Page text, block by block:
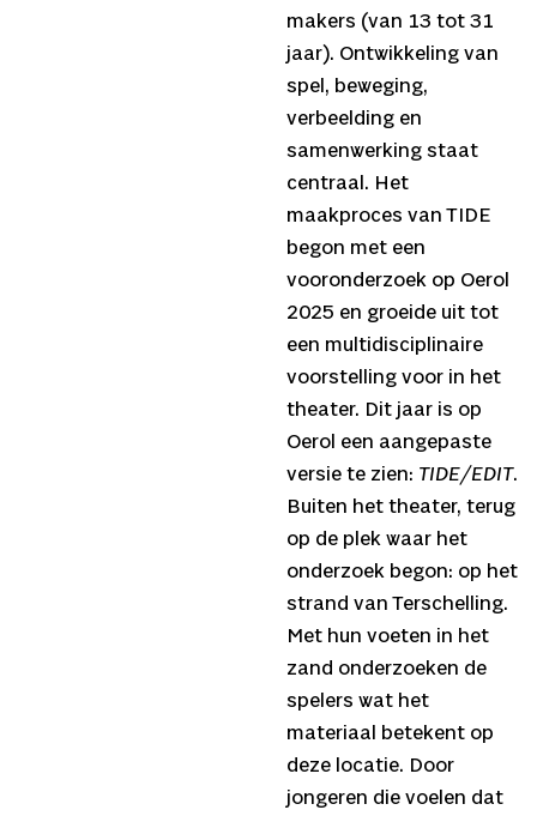
makers (van 13 tot 31
jaar). Ontwikkeling van
spel, beweging,
verbeelding en
samenwerking staat
centraal. Het
maakproces van TIDE
begon met een
vooronderzoek op Oerol
2025 en groeide uit tot
een multidisciplinaire
voorstelling voor in het
theater. Dit jaar is op
Oerol een aangepaste
versie te zien: TIDE/EDIT.
Buiten het theater, terug
op de plek waar het
onderzoek begon: op het
strand van Terschelling.
Met hun voeten in het
zand onderzoeken de
spelers wat het
materiaal betekent op
deze locatie. Door
jongeren die voelen dat